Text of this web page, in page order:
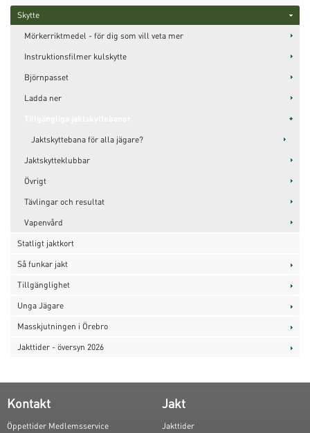
Skytte
Mörkerriktmedel - för dig som vill veta mer
Instruktionsfilmer kulskytte
Björnpasset
Ladda ner
Jaktskyttebana för alla jägare?
Jaktskytteklubbar
Övrigt
Tävlingar och resultat
Vapenvård
Statligt jaktkort
Så funkar jakt
Tillgänglighet
Unga Jägare
Masskjutningen i Örebro
Jakttider - översyn 2026
Kontakt
Öppettider Medlemsservice
Jakt
Jakttider